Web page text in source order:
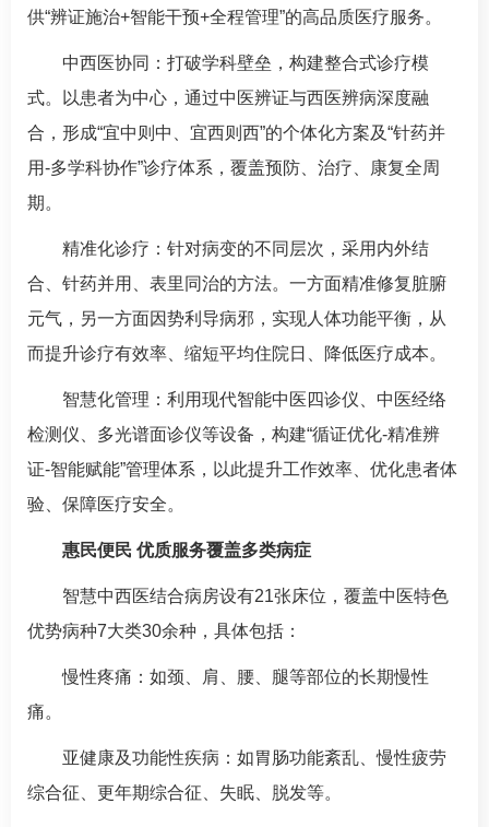
供“辨证施治+智能干预+全程管理”的高品质医疗服务。
中西医协同：打破学科壁垒，构建整合式诊疗模
式。以患者为中心，通过中医辨证与西医辨病深度融
合，形成“宜中则中、宜西则西”的个体化方案及“针药并
用-多学科协作”诊疗体系，覆盖预防、治疗、康复全周
期。
精准化诊疗：针对病变的不同层次，采用内外结
合、针药并用、表里同治的方法。一方面精准修复脏腑
元气，另一方面因势利导病邪，实现人体功能平衡，从
而提升诊疗有效率、缩短平均住院日、降低医疗成本。
智慧化管理：利用现代智能中医四诊仪、中医经络
检测仪、多光谱面诊仪等设备，构建“循证优化-精准辨
证-智能赋能”管理体系，以此提升工作效率、优化患者体
验、保障医疗安全。
惠民便民 优质服务覆盖多类病症
智慧中西医结合病房设有21张床位，覆盖中医特色
优势病种7大类30余种，具体包括：
慢性疼痛：如颈、肩、腰、腿等部位的长期慢性
痛。
亚健康及功能性疾病：如胃肠功能紊乱、慢性疲劳
综合征、更年期综合征、失眠、脱发等。